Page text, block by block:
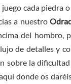
cada piedra
a nuestro
del hombro,
de detalles y
sobre la
donde os